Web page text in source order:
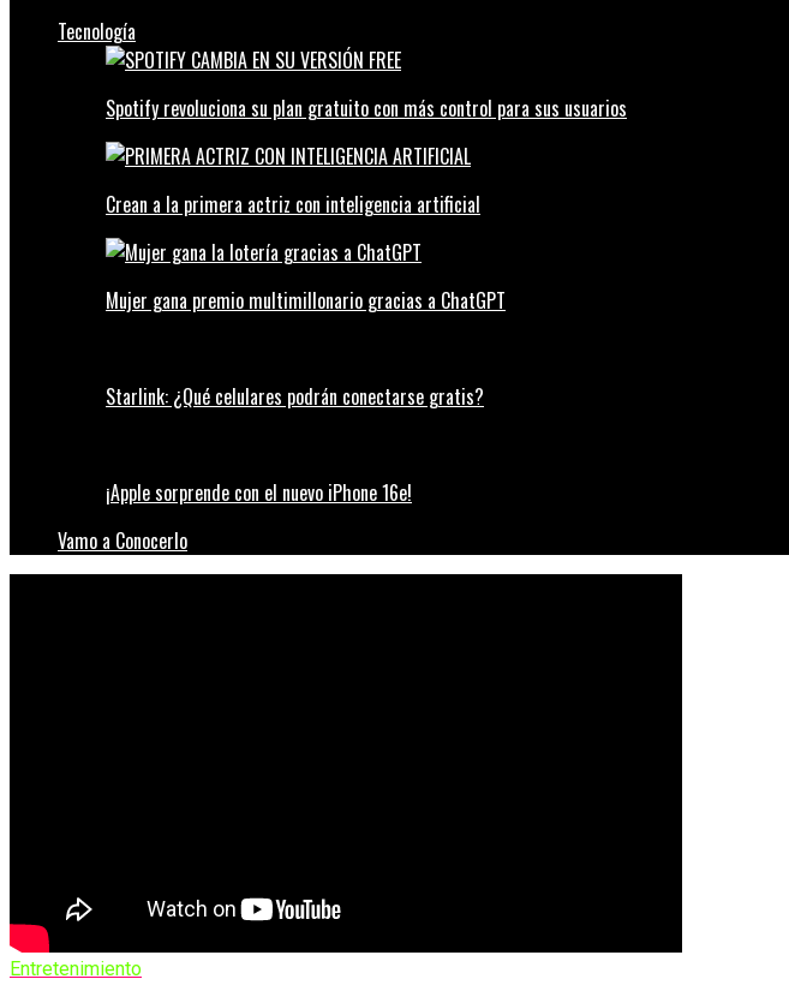
Tecnología
Spotify revoluciona su plan gratuito con más control para sus usuarios
Crean a la primera actriz con inteligencia artificial
Mujer gana premio multimillonario gracias a ChatGPT
Starlink: ¿Qué celulares podrán conectarse gratis?
¡Apple sorprende con el nuevo iPhone 16e!
Vamo a Conocerlo
Entretenimiento